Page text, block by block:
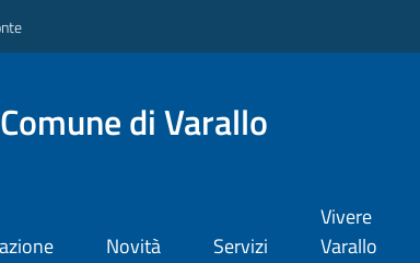
Comune di Varallo
Novità Servizi
Vivere
Varallo